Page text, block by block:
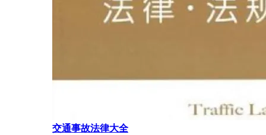
交通事故法律大全